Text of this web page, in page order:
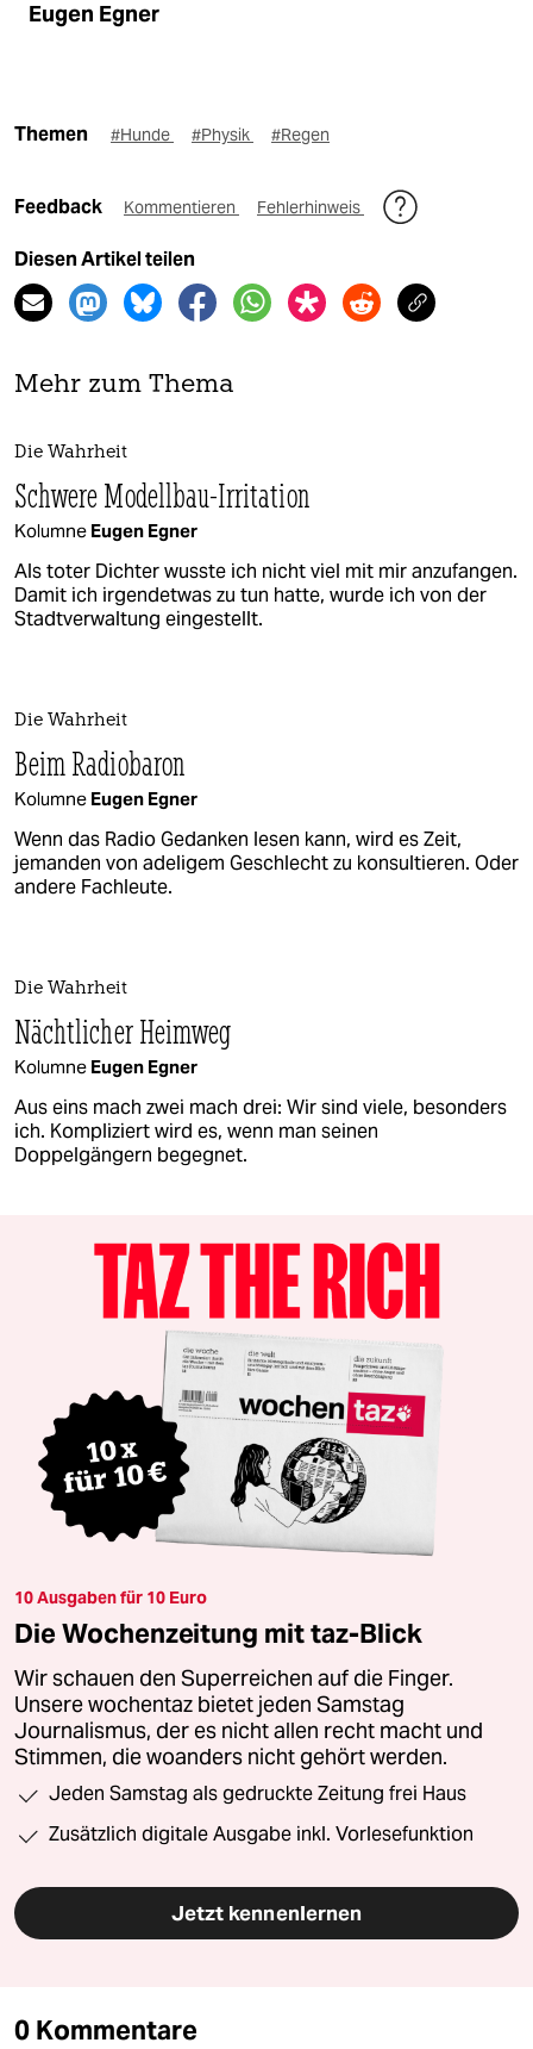
Eugen Egner
Themen #Hunde #Physik #Regen
Feedback Kommentieren Fehlerhinweis
Diesen Artikel teilen
Mehr zum Thema
Die Wahrheit
Schwere Modellbau-Irritation
Kolumne Eugen Egner
Als toter Dichter wusste ich nicht viel mit mir anzufangen.
Damit ich irgendetwas zu tun hatte, wurde ich von der
Stadtverwaltung eingestellt.
Die Wahrheit
Beim Radiobaron
Kolumne Eugen Egner
Wenn das Radio Gedanken lesen kann, wird es Zeit,
jemanden von adeligem Geschlecht zu konsultieren. Oder
andere Fachleute.
Die Wahrheit
Nächtlicher Heimweg
Kolumne Eugen Egner
Aus eins mach zwei mach drei: Wir sind viele, besonders
ich. Kompliziert wird es, wenn man seinen
Doppelgängern begegnet.
10 Ausgaben für 10 Euro
Die Wochenzeitung mit taz-Blick
Wir schauen den Superreichen auf die Finger.
Unsere wochentaz bietet jeden Samstag
Journalismus, der es nicht allen recht macht und
Stimmen, die woanders nicht gehört werden.
Jeden Samstag als gedruckte Zeitung frei Haus
Zusätzlich digitale Ausgabe inkl. Vorlesefunktion
Jetzt kennenlernen
0 Kommentare